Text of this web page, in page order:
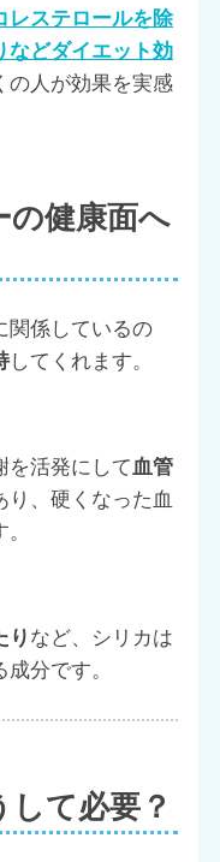
レステロールを除
などダイエット効
の人が効果を実感
の健康面へ
関係しているの
してくれます。
を活発にして血管
り、硬くなった血
り など、シリカは
分です。
て必要？